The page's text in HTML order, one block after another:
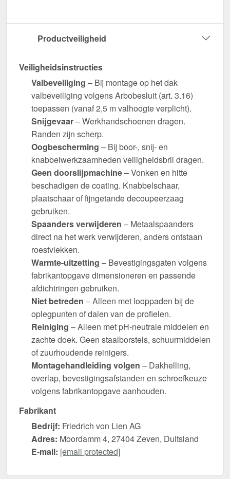
Productveiligheid
Veiligheidsinstructies
Valbeveiliging – Bij montage op het dak
valbeveiliging volgens Arbobesluit (art. 3.16)
toepassen (vanaf 2,5 m valhoogte verplicht).
Snijgevaar– Werkhandschoenen dragen.
Randen zijn scherp.
Oogbescherming – Bij boor-, snij- en
knabbelwerkzaamheden veiligheidsbril dragen.
Geen doorslijpmachine– Vonken en hitte
beschadigen de coating. Knabbelschaar,
plaatschaar of fijngetande decoupeerzaag
gebruiken.
Spaanders verwijderen – Metaalspaanders
direct na het werk verwijderen, anders ontstaan
roestvlekken.
Warmte-uitzetting – Bevestigingsgaten volgens
fabrikantopgave dimensioneren en passende
afdichtringen gebruiken.
Niet betreden – Alleen met looppaden bij de
oplegpunten of dalen van de profielen.
Reiniging – Alleen met pH-neutrale middelen en
zachte doek. Geen staalborstels, schuurmiddelen
of zuurhoudende reinigers.
Montagehandleiding volgen – Dakhelling,
overlap, bevestigingsafstanden en schroefkeuze
volgens fabrikantopgave aanhouden.
Fabrikant
Bedrijf: Friedrich von Lien AG
Adres: Moordamm 4, 27404 Zeven, Duitsland
E-mail: [email protected]